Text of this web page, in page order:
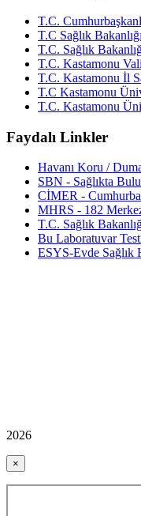
T.C.
T.C Sağlık Bakanlığı
T.C. Sağlık
T.C. Kastamonu
T.C. Kastamonu İl
T.C Kastamonu
T.C. Kastamonu
Faydalı Linkler
Havanı Koru /
SBN - Sağlıkta
CİMER -
MHRS - 182
T.C. Sağlık
Bu Laboratuvar
ESYS-Evde Sağlık
2026
×